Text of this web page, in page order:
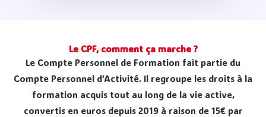
Le CPF, comment ça marche ?
Le Compte Personnel de Formation fait partie du
Compte Personnel d’Activité. Il regroupe les droits à la
formation acquis tout au long de la vie active,
convertis en euros depuis 2019 à raison de 15€ par